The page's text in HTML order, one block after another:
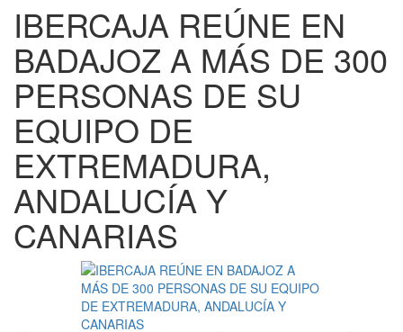
IBERCAJA REÚNE EN
BADAJOZ A MÁS DE 300
PERSONAS DE SU
EQUIPO DE
EXTREMADURA,
ANDALUCÍA Y
CANARIAS